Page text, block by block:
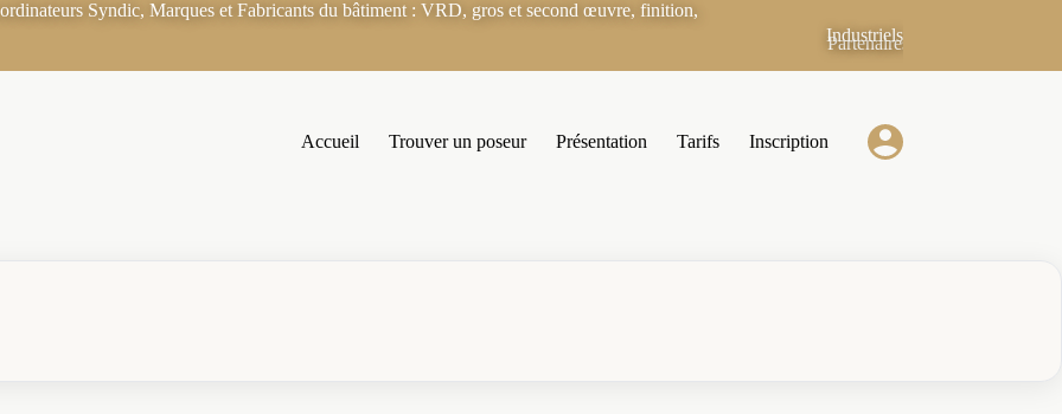
Syndic, Marques et Fabricants du bâtiment : VRD, gros et second œuvre, finition,
Industriels
Partenaires
Accueil Trouver un poseur Présentation Tarifs Inscription